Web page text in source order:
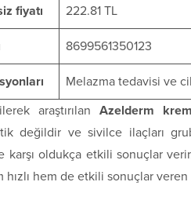
fiyatı 222.81 TL
8699561350123
Melazma tedavisi ve
araştırılan Azelderm
değildir ve sivilce ilaçları
karşı oldukça etkili sonuçlar
hızlı hem de etkili sonuçlar